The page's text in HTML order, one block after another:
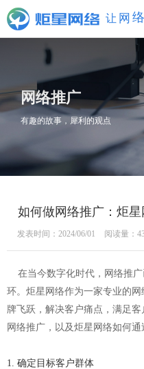
让 网
网络推广
有趣的故事，犀利的观点
如何做网络推广：炬
发表时间：2024/06/01 阅读量：
在当今数字化时代，网络推广
环。炬星网络作为一家专业的 网
牌飞跃，解决客户痛点，满足
网络推广，以及炬星网络如何通
1. 确定目标客户群体